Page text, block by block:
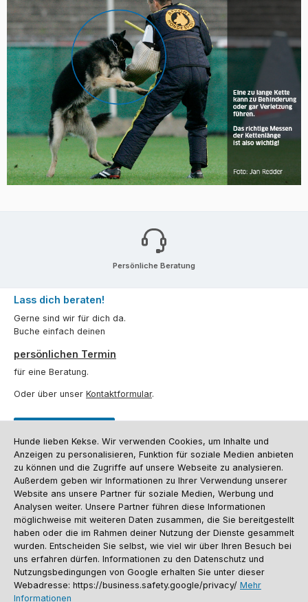
Persönliche Beratung
Lass dich beraten!
Gerne sind wir für dich da.
Buche einfach deinen
persönlichen Termin
für eine Beratung.
Oder über unser Kontaktformular.
Kundenservice
Informationen
Social Media und Kontakt
Zahlungsarten
Batterieentsorgung
Warenrücksendung Sporthund Katalog
Alle Preise inkl. gesetzl. Mehrwertsteuer zzgl.Versandkosten, wenn nicht
anders angegeben. Preise vor dem Login werden in Euro (DE) angezeigt.
Hunde lieben Kekse. Wir verwenden Cookies, um Inhalte und
Anzeigen zu personalisieren, Funktion für soziale Medien anbieten
zu können und die Zugriffe auf unsere Webseite zu analysieren.
Außerdem geben wir Informationen zu Ihrer Verwendung unserer
Website ans unsere Partner für soziale Medien, Werbung und
Analysen weiter. Unsere Partner führen diese Informationen
möglichweise mit weiteren Daten zusammen, die Sie bereitgestellt
haben oder die im Rahmen deiner Nutzung der Dienste gesammelt
wurden. Entscheiden Sie selbst, wie viel wir über Ihren Besuch bei
uns erfahren dürfen. Informationen zu den Datenschutz und
Nutzungsbedingungen von Google erhalten Sie unter dieser
Webadresse: https://business.safety.google/privacy/ Mehr
Informationen